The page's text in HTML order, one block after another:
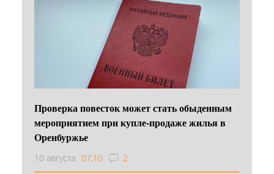
Проверка повесток может стать обыденным
мероприятием при купле-продаже жилья в
Оренбуржье
10 августа 07:10 2